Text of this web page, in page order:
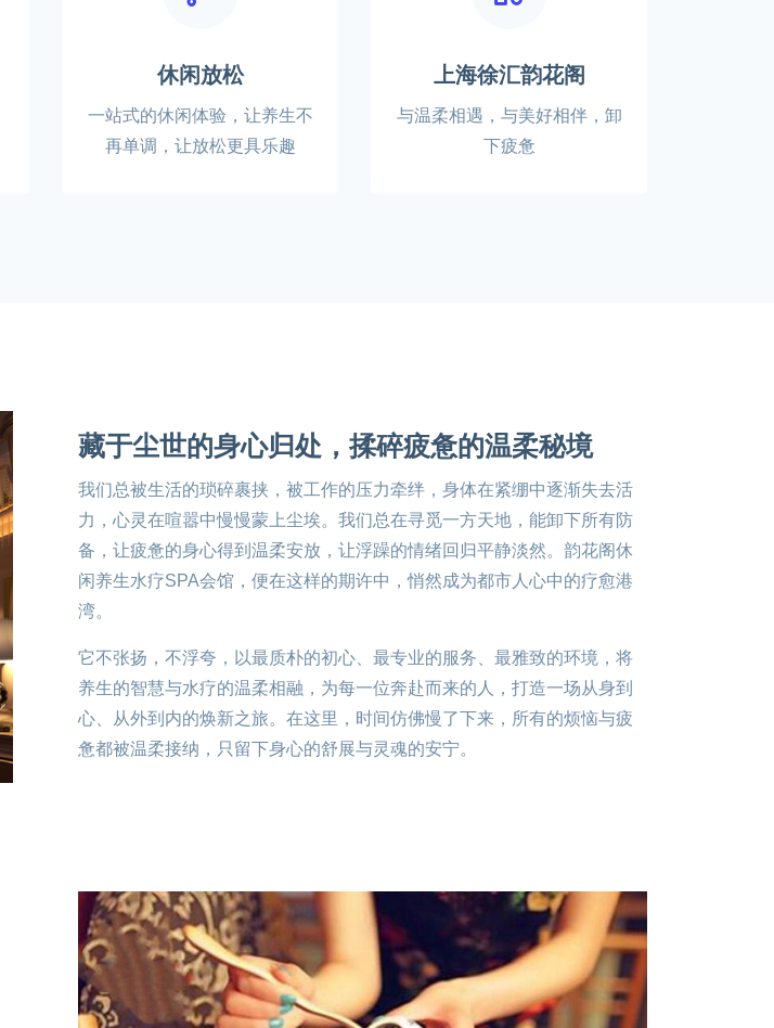
休闲放松
一站式的休闲体验，让养生不
再单调，让放松更具乐趣
上海徐汇韵花阁
与温柔相遇，与美好相伴，卸
下疲惫
藏于尘世的身心归处，揉碎疲惫的温柔秘境
我们总被生活的琐碎裹挟，被工作的压力牵绊，身体在紧绷中逐渐失去活
力，心灵在喧嚣中慢慢蒙上尘埃。我们总在寻觅一方天地，能卸下所有防
备，让疲惫的身心得到温柔安放，让浮躁的情绪回归平静淡然。韵花阁休
闲养生水疗SPA会馆，便在这样的期许中，悄然成为都市人心中的疗愈港
湾。
它不张扬，不浮夸，以最质朴的初心、最专业的服务、最雅致的环境，将
养生的智慧与水疗的温柔相融，为每一位奔赴而来的人，打造一场从身到
心、从外到内的焕新之旅。在这里，时间仿佛慢了下来，所有的烦恼与疲
惫都被温柔接纳，只留下身心的舒展与灵魂的安宁。